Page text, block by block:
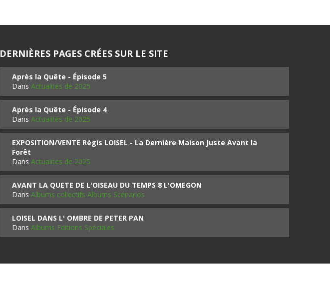
DERNIÈRES PAGES CRÉES SUR LE SITE
Après la Quête - Épisode 5
Dans Actualités de 2025
Après la Quête - Épisode 4
Dans Actualités de 2025
EXPOSITION/VENTE Régis LOISEL - La Dernière Maison Juste Avant la
Forêt
Dans Actualités de 2025
AVANT LA QUETE DE L'OISEAU DU TEMPS 8 L'OMEGON
Dans Albums collectifs Albums Scénarios
LOISEL DANS L' OMBRE DE PETER PAN
Dans Albums Editions Spéciales